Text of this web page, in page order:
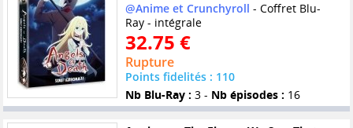
@Anime et Crunchyroll - Coffret Blu-
Ray - intégrale
32.75 €
Rupture
Points fidelités : 110
Nb Blu-Ray : 3 - Nb épisodes : 16